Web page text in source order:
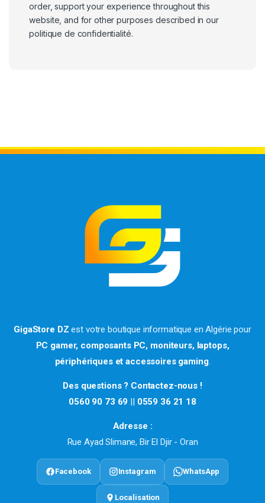
order, support your experience throughout this
website, and for other purposes described in our
politique de confidentialité.
GigaStore DZ est votre boutique informatique en Algérie pour
PC gamer, composants PC, moniteurs, laptops,
périphériques et accessoires gaming.
Des questions ? Contactez-nous !
0560 90 73 69
0559 36 21 18
Adresse :
Rue Ayad Slimane, Bir El Djir - Oran
Facebook Instagram WhatsApp
Localisation